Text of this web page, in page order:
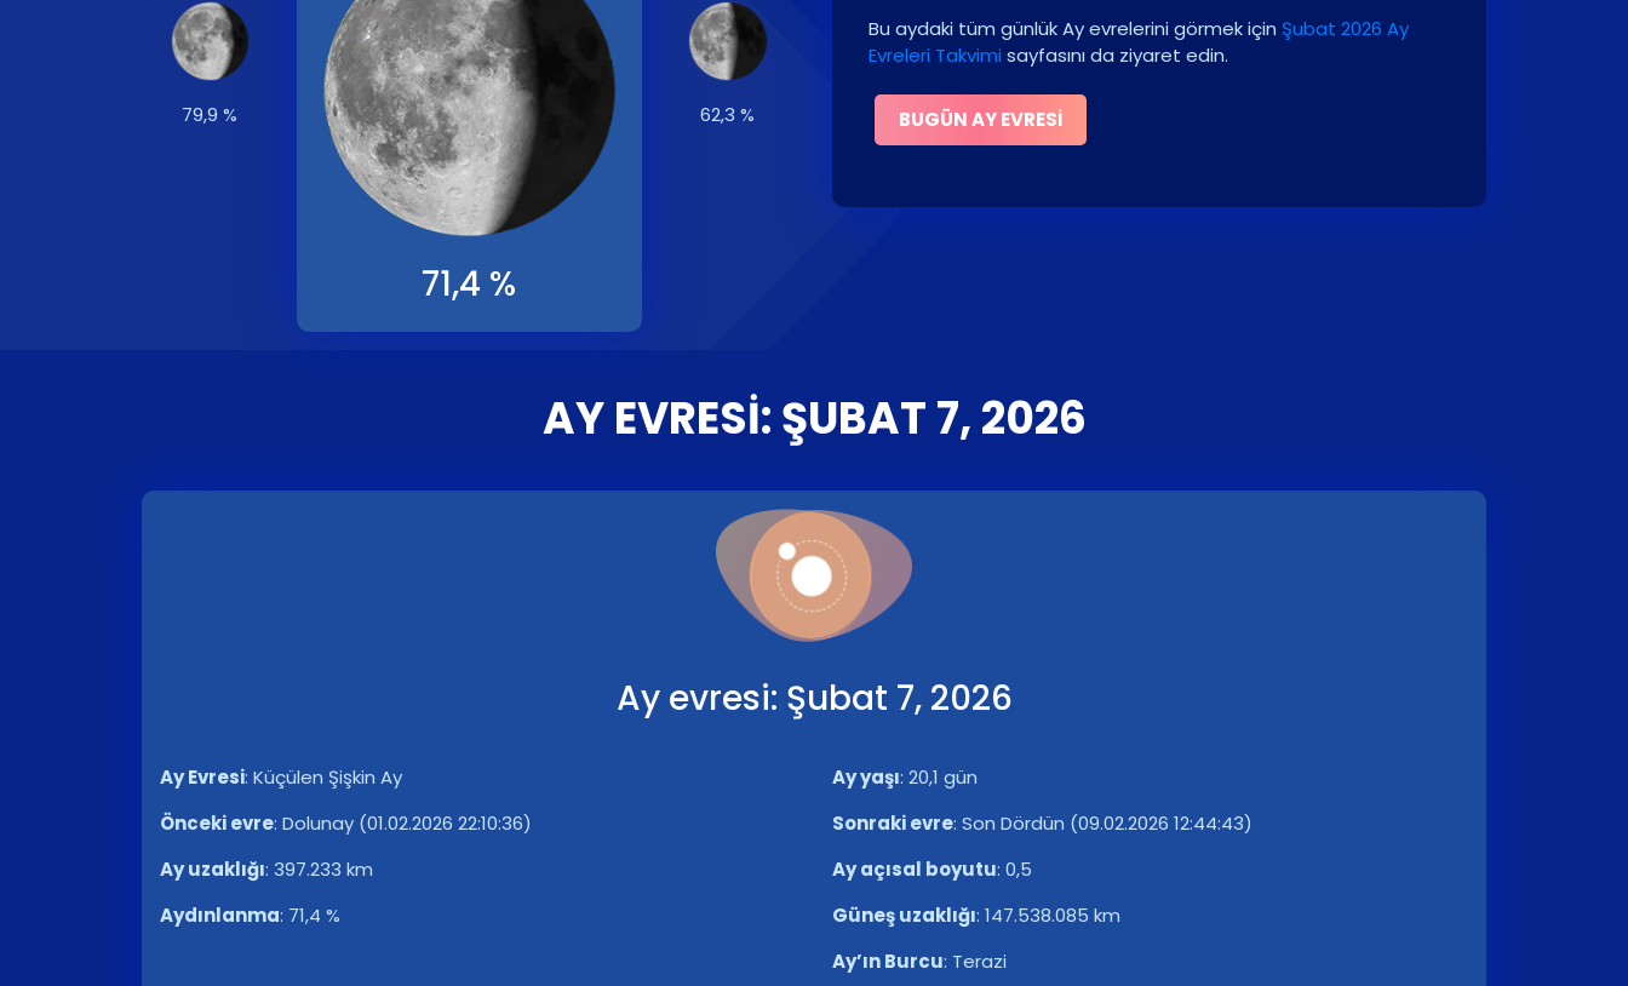
79,9 %
71,4 %
62,3 %
Bu aydaki tüm günlük Ay evrelerini görmek için Şubat 2026 Ay
Evreleri Takvimi sayfasını da ziyaret edin.
BUGÜN AY EVRESI
AY EVRESI: ŞUBAT 7, 2026
Ay evresi: Şubat 7, 2026
Ay Evresi: Küçülen Şişkin Ay
Önceki evre: Dolunay (01.02.2026 22:10:36)
Ay uzaklığı: 397.233 km
Aydınlanma: 71,4 %
Ay yaşı: 20,1 gün
Sonraki evre: Son Dördün (09.02.2026 12:44:43)
Ay açısal boyutu: 0,5
Güneş uzaklığı: 147.538.085 km
Ay’ın Burcu: Terazi